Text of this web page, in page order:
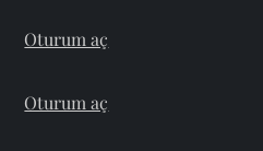
Oturum aç
Oturum aç